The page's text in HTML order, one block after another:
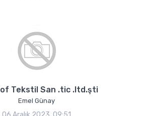
Tekstil San .tic .ltd.şti
Emel Günay